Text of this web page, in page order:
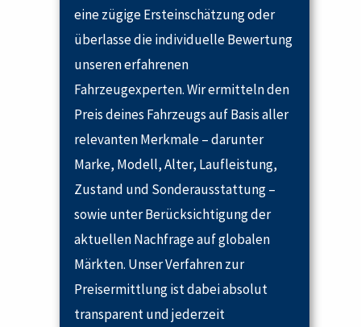
eine zügige Ersteinschätzung oder
überlasse die individuelle Bewertung
unseren erfahrenen
Fahrzeugexperten. Wir ermitteln den
Preis deines Fahrzeugs auf Basis aller
relevanten Merkmale – darunter
Marke, Modell, Alter, Laufleistung,
Zustand und Sonderausstattung –
sowie unter Berücksichtigung der
aktuellen Nachfrage auf globalen
Märkten. Unser Verfahren zur
Preisermittlung ist dabei absolut
transparent und jederzeit